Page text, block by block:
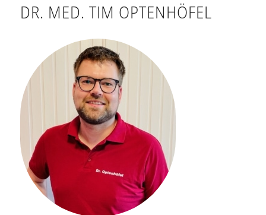
DR. MED. TIM OPTENHÖFEL